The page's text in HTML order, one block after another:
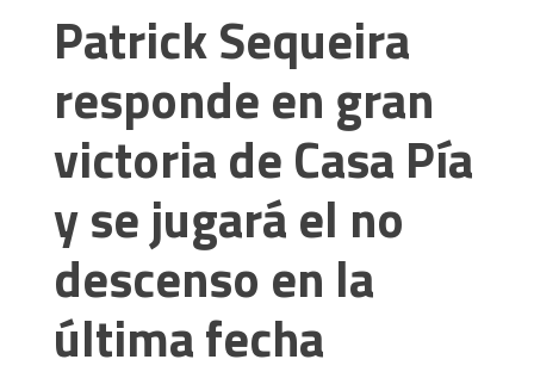
Patrick Sequeira
responde en gran
victoria de Casa Pía
y se jugará el no
descenso en la
última fecha